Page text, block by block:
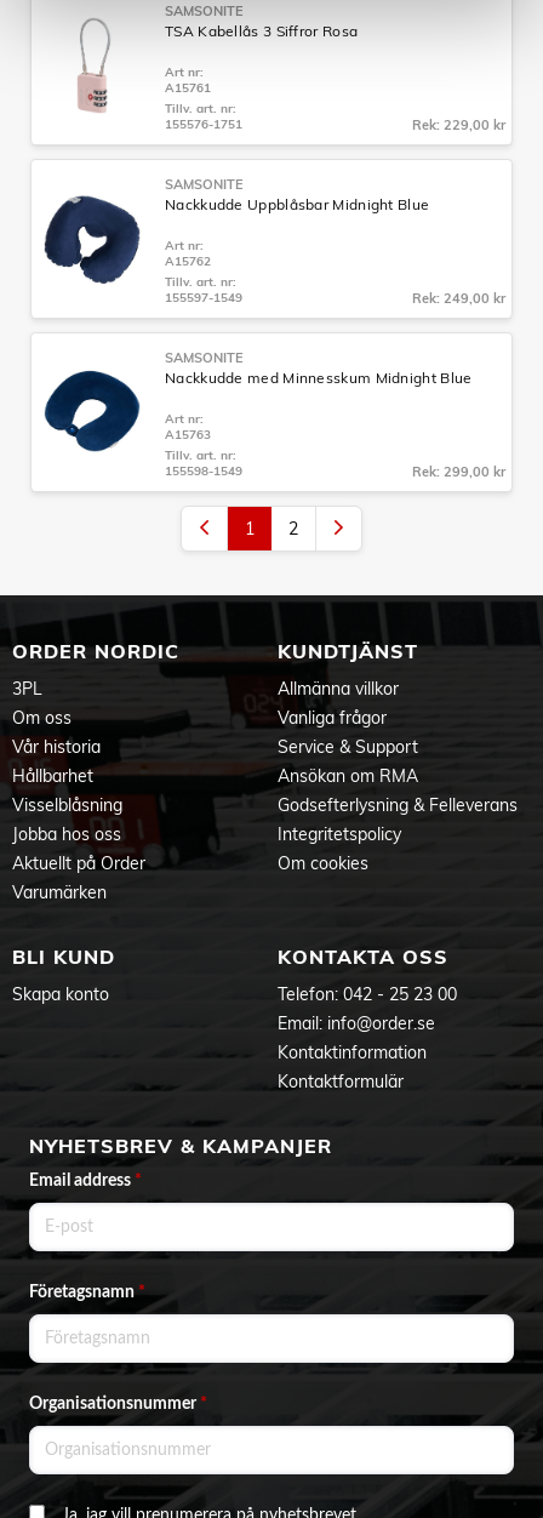
SAMSONITE
TSA Kabellås 3 Siffror Rosa
Art nr:
A15761
Tillv. art. nr:
155576-1751
Rek: 229,00 kr
SAMSONITE
Nackkudde Uppblåsbar Midnight Blue
Art nr:
A15762
Tillv. art. nr:
155597-1549
Rek: 249,00 kr
SAMSONITE
Nackkudde med Minnesskum Midnight Blue
Art nr:
A15763
Tillv. art. nr:
155598-1549
Rek: 299,00 kr
1 2
ORDER NORDIC
3PL
Om oss
Vår historia
Hållbarhet
Visselblåsning
Jobba hos oss
Aktuellt på Order
Varumärken
KUNDTJÄNST
Allmänna villkor
Vanliga frågor
Service & Support
Ansökan om RMA
Godsefterlysning & Felleverans
Integritetspolicy
Om cookies
BLI KUND
Skapa konto
KONTAKTA OSS
Telefon: 042 - 25 23 00
Email: info@order.se
Kontaktinformation
Kontaktformulär
NYHETSBREV & KAMPANJER
Email address *
Företagsnamn*
Organisationsnummer *